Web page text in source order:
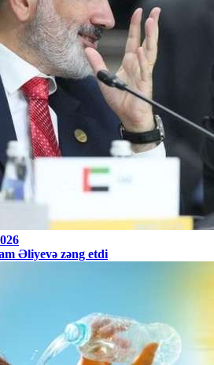
Əliyevə zəng etdi